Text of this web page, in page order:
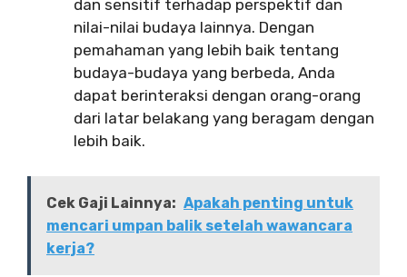
dan sensitif terhadap perspektif dan
nilai-nilai budaya lainnya. Dengan
pemahaman yang lebih baik tentang
budaya-budaya yang berbeda, Anda
dapat berinteraksi dengan orang-orang
dari latar belakang yang beragam dengan
lebih baik.
Cek Gaji Lainnya: Apakah penting untuk
mencari umpan balik setelah wawancara
kerja?